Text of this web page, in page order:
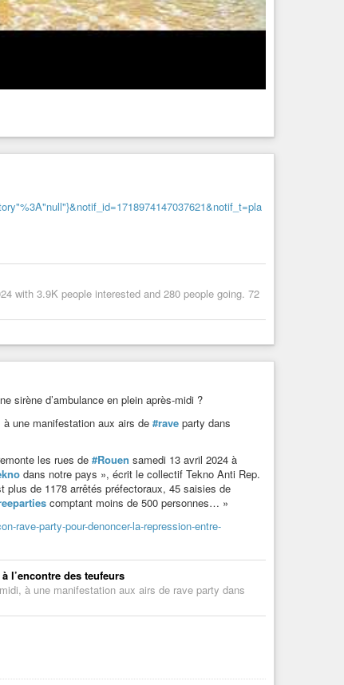
with 3.9K people interested and 280 people going. 72
sirène d’ambulance en plein après-midi ?
une manifestation aux airs de #rave party dans
les rues de #Rouen samedi 13 avril 2024 à
dans notre pays », écrit le collectif Tekno Anti Rep.
plus de 1178 arrêtés préfectoraux, 45 saisies de
comptant moins de 500 personnes… »
rave-party-pour-denoncer-la-repression-entre-
l’encontre des teufeurs
à une manifestation aux airs de rave party dans